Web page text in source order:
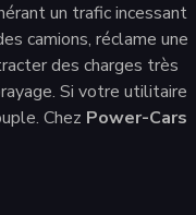
un trafic incessant
camions, réclame une
des charges très
Si votre utilitaire
Chez Power-Cars